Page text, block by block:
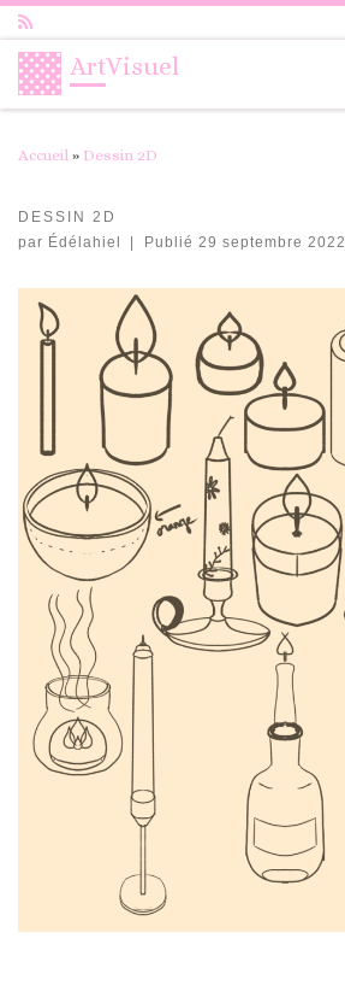
ArtVisuel
Accueil » Dessin 2D
DESSIN 2D
par Édélahiel | Publié 29 septembre 2022